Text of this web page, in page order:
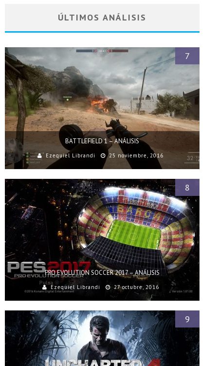
ÚLTIMOS ANÁLISIS
BATTLEFIELD 1 – ANÁLISIS
Ezequiel Librandi 25 noviembre, 2016
7
PRO EVOLUTION SOCCER 2017 – ANÁLISIS
Ezequiel Librandi 27 octubre, 2016
8
9